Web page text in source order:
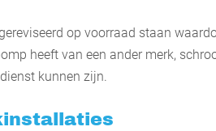
op voorraad staan
heeft van een ander merk,
kunnen zijn.